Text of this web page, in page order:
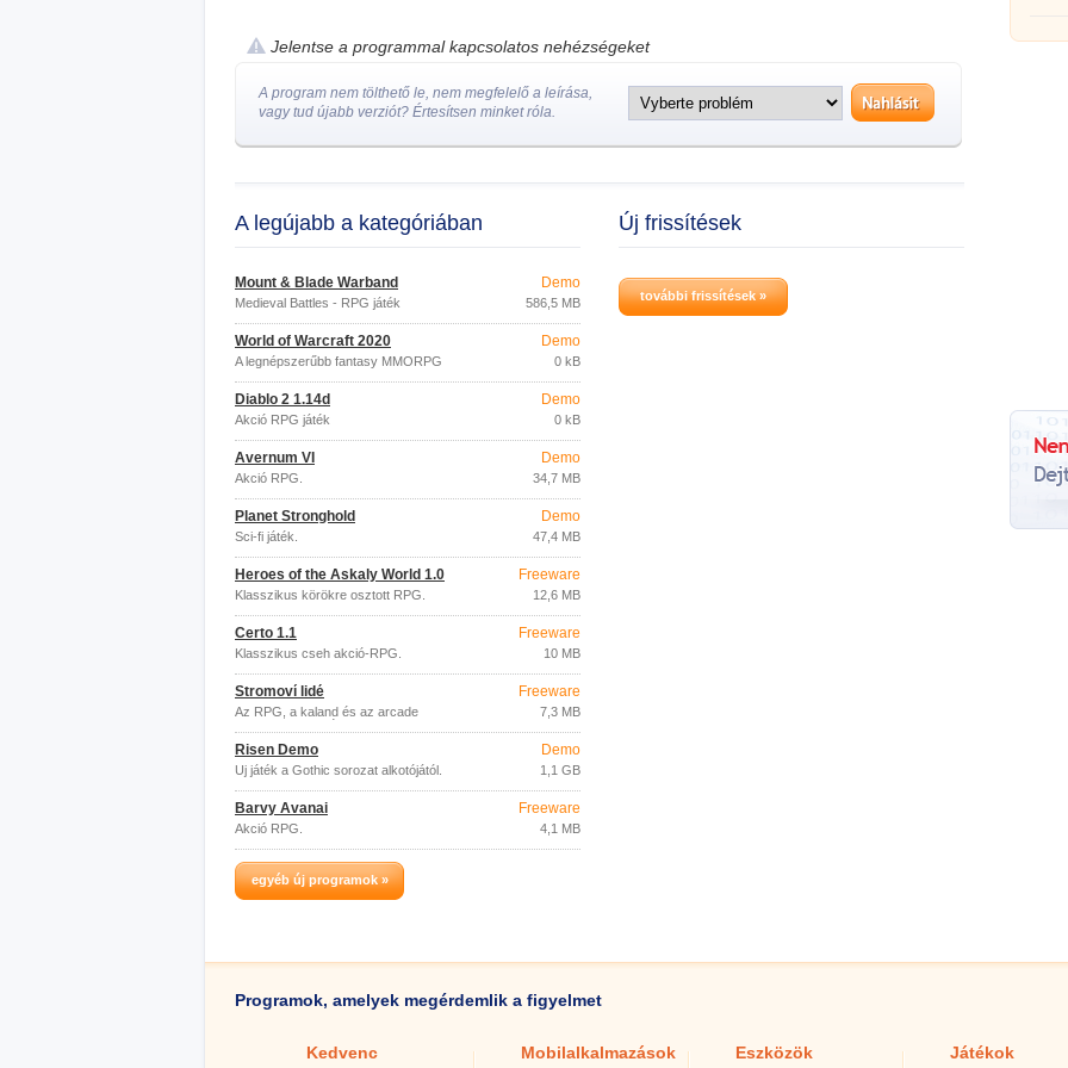
Jelentse a programmal kapcsolatos nehézségeket
A program nem tölthető le, nem megfelelő a leírása,
vagy tud újabb verziót? Értesítsen minket róla.
A legújabb a kategóriában
Mount & Blade Warband
Medieval Battles - RPG játék
Demo
586,5 MB
World of Warcraft 2020
A legnépszerűbb fantasy MMORPG
Demo
0 kB
Diablo 2 1.14d
Akció RPG játék
Demo
0 kB
Avernum VI
Akció RPG.
Demo
34,7 MB
Planet Stronghold
Sci-fi játék.
Demo
47,4 MB
Heroes of the Askaly World 1.0
Klasszikus körökre osztott RPG.
Freeware
12,6 MB
Čerto 1.1
Klasszikus cseh akció-RPG.
Freeware
10 MB
Stromoví lidé
Az RPG, a kaland és az arcade
forradalmi keveréke.
Freeware
7,3 MB
Risen Demo
Új játék a Gothic sorozat alkotójától.
Demo
1,1 GB
Barvy Avanai
Akció RPG.
Freeware
4,1 MB
egyéb új programok »
Új frissítések
további frissítések »
Programok, amelyek megérdemlik a figyelmet
Kedvenc Mobilalkalmazások Eszközök Játékok